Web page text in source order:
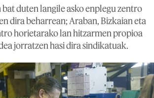
duten langile asko enplegu zentro
dira beharrean; Araban, Bizkaian eta
horietarako lan hitzarmen propioa
jorratzen hasi dira sindikatuak.